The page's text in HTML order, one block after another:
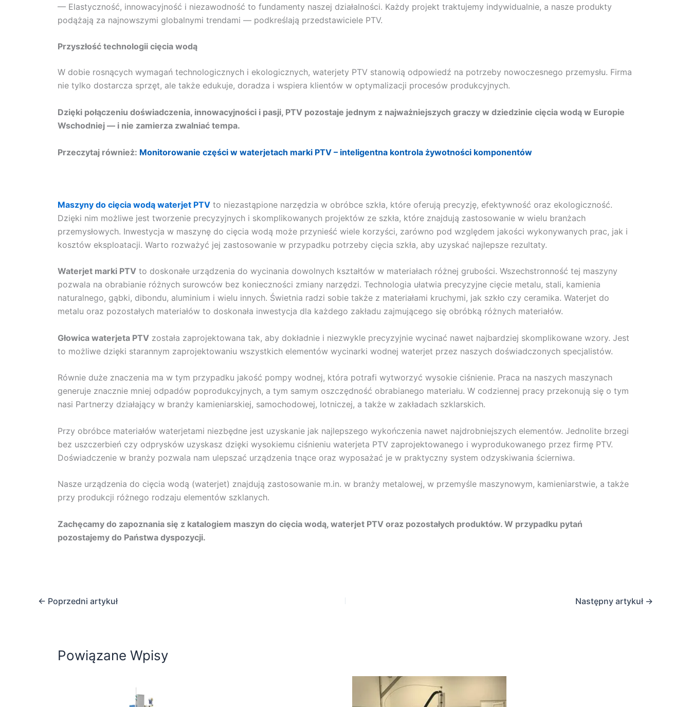
— Elastyczność, innowacyjność i niezawodność to fundamenty naszej działalności. Każdy projekt traktujemy indywidualnie, a nasze produkty
podążają za najnowszymi globalnymi trendami — podkreślają przedstawiciele PTV.
Przyszłość technologii cięcia wodą
W dobie rosnących wymagań technologicznych i ekologicznych, waterjety PTV stanowią odpowiedź na potrzeby nowoczesnego przemysłu. Firma
nie tylko dostarcza sprzęt, ale także edukuje, doradza i wspiera klientów w optymalizacji procesów produkcyjnych.
Dzięki połączeniu doświadczenia, innowacyjności i pasji, PTV pozostaje jednym z najważniejszych graczy w dziedzinie cięcia wodą w Europie
Wschodniej — i nie zamierza zwalniać tempa.
Przeczytaj również: Monitorowanie części w waterjetach marki PTV – inteligentna kontrola żywotności komponentów
Maszyny do cięcia wodą waterjet PTV to niezastąpione narzędzia w obróbce szkła, które oferują precyzję, efektywność oraz ekologiczność.
Dzięki nim możliwe jest tworzenie precyzyjnych i skomplikowanych projektów ze szkła, które znajdują zastosowanie w wielu branżach
przemysłowych. Inwestycja w maszynę do cięcia wodą może przynieść wiele korzyści, zarówno pod względem jakości wykonywanych prac, jak i
kosztów eksploatacji. Warto rozważyć jej zastosowanie w przypadku potrzeby cięcia szkła, aby uzyskać najlepsze rezultaty.
Waterjet marki PTV to doskonałe urządzenia do wycinania dowolnych kształtów w materiałach różnej grubości. Wszechstronność tej maszyny
pozwala na obrabianie różnych surowców bez konieczności zmiany narzędzi. Technologia ułatwia precyzyjne cięcie metalu, stali, kamienia
naturalnego, gąbki, dibondu, aluminium i wielu innych. Świetnia radzi sobie także z materiałami kruchymi, jak szkło czy ceramika. Waterjet do
metalu oraz pozostałych materiałów to doskonała inwestycja dla każdego zakładu zajmującego się obróbką różnych materiałów.
Głowica waterjeta PTV została zaprojektowana tak, aby dokładnie i niezwykle precyzyjnie wycinać nawet najbardziej skomplikowane wzory. Jest
to możliwe dzięki starannym zaprojektowaniu wszystkich elementów wycinarki wodnej waterjet przez naszych doświadczonych specjalistów.
Równie duże znaczenia ma w tym przypadku jakość pompy wodnej, która potrafi wytworzyć wysokie ciśnienie. Praca na naszych maszynach
generuje znacznie mniej odpadów poprodukcyjnych, a tym samym oszczędność obrabianego materiału. W codziennej pracy przekonują się o tym
nasi Partnerzy działający w branży kamieniarskiej, samochodowej, lotniczej, a także w zakładach szklarskich.
Przy obróbce materiałów waterjetami niezbędne jest uzyskanie jak najlepszego wykończenia nawet najdrobniejszych elementów. Jednolite brzegi
bez uszczerbień czy odprysków uzyskasz dzięki wysokiemu ciśnieniu waterjeta PTV zaprojektowanego i wyprodukowanego przez firmę PTV.
Doświadczenie w branży pozwala nam ulepszać urządzenia tnące oraz wyposażać je w praktyczny system odzyskiwania ścierniwa.
Nasze urządzenia do cięcia wodą (waterjet) znajdują zastosowanie m.in. w branży metalowej, w przemyśle maszynowym, kamieniarstwie, a także
przy produkcji różnego rodzaju elementów szklanych.
Zachęcamy do zapoznania się z katalogiem maszyn do cięcia wodą, waterjet PTV oraz pozostałych produktów. W przypadku pytań
pozostajemy do Państwa dyspozycji.
← Poprzedni artykuł Następny artykuł →
Powiązane Wpisy